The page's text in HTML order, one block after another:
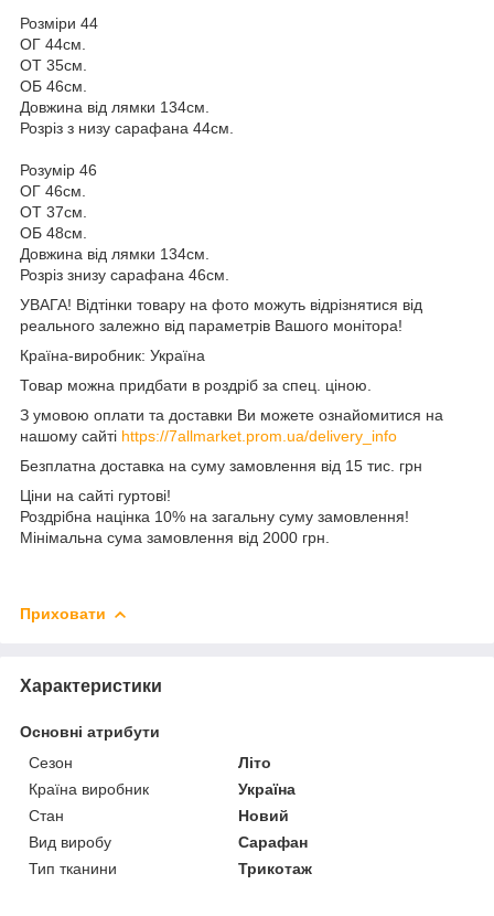
Розміри 44
ОГ 44см.
ОТ 35см.
ОБ 46см.
Довжина від лямки 134см.
Розріз з низу сарафана 44см.
Розумір 46
ОГ 46см.
ОТ 37см.
ОБ 48см.
Довжина від лямки 134см.
Розріз знизу сарафана 46см.
УВАГА! Відтінки товару на фото можуть відрізнятися від
реального залежно від параметрів Вашого монітора!
Країна-виробник: Україна
Товар можна придбати в роздріб за спец. ціною.
З умовою оплати та доставки Ви можете ознайомитися на
нашому сайті https://7allmarket.prom.ua/delivery_info
Безплатна доставка на суму замовлення від 15 тис. грн
Ціни на сайті гуртові!
Роздрібна націнка 10% на загальну суму замовлення!
Мінімальна сума замовлення від 2000 грн.
Приховати
Характеристики
Основні атрибути
Сезон
Літо
Країна виробник
Україна
Стан
Новий
Вид виробу
Сарафан
Тип тканини
Трикотаж